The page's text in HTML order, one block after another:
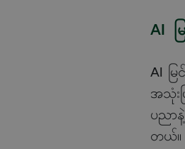
AI
AI မ
အသုံး
ပညာ
တယ်။